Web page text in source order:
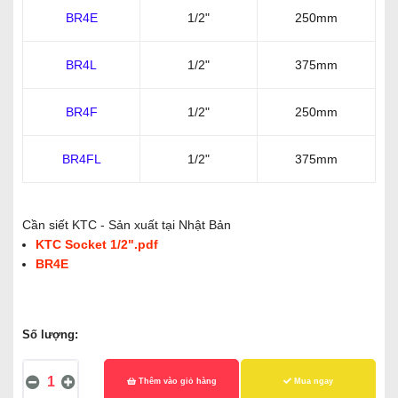
BR4E 1/2" 250mm
BR4L 1/2" 375mm
BR4F 1/2" 250mm
BR4FL 1/2" 375mm
Cần siết KTC - Sản xuất tại Nhật Bản
KTC Socket 1/2".pdf
BR4E
Số lượng:
Thêm vào giỏ hàng Mua ngay